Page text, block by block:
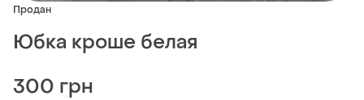
Продан
Юбка кроше белая
300 грн